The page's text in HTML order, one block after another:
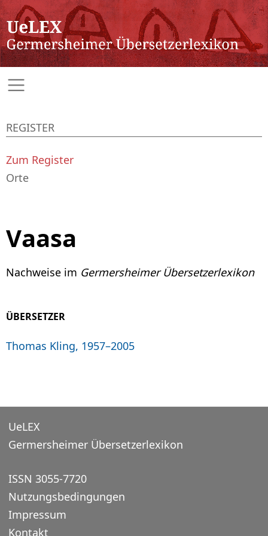
Vaasa
Nachweise im Germersheimer Übersetzerlexikon
ÜBERSETZER
Thomas Kling, 1957–2005
REGISTER
Zum Register
Orte
UeLEX
Germersheimer Übersetzerlexikon
ISSN 3055-7720
Nutzungsbedingungen
Impressum
Kontakt